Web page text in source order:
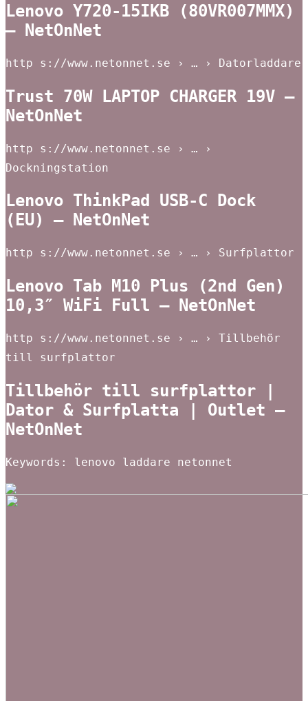
Lenovo Y720-15IKB (80VR007MMX)
– NetOnNet
http s://www.netonnet.se › … › Datorladdare
Trust 70W LAPTOP CHARGER 19V –
NetOnNet
http s://www.netonnet.se › … ›
Dockningstation
Lenovo ThinkPad USB-C Dock
(EU) – NetOnNet
http s://www.netonnet.se › … › Surfplattor
Lenovo Tab M10 Plus (2nd Gen)
10,3″ WiFi Full – NetOnNet
http s://www.netonnet.se › … › Tillbehör
till surfplattor
Tillbehör till surfplattor |
Dator & Surfplatta | Outlet –
NetOnNet
Keywords: lenovo laddare netonnet